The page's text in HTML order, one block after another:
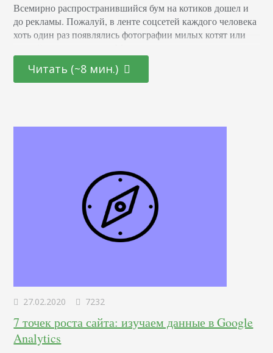
Всемирно распространившийся бум на котиков дошел и
до рекламы. Пожалуй, в ленте соцсетей каждого человека
хоть один раз появлялись фотографии милых котят или
домашних питомцев, лайкаем их снимки и оставляем
комментарии под постами с их обсуждением. Почему так
Читать (~8 мин.)
27.02.2020 7232
7 точек роста сайта: изучаем данные в Google
Analytics